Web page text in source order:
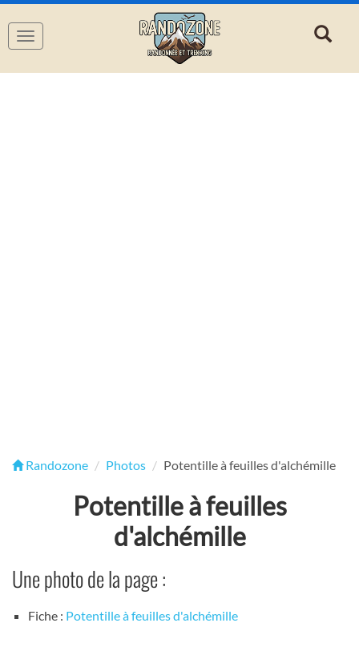
Navigation
Randozone Photos Potentille à feuilles d'alchémille
Potentille à feuilles
d'alchémille
Une photo de la page :
Fiche : Potentille à feuilles d'alchémille